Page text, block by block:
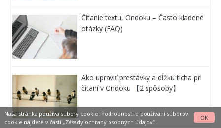
Čítanie textu, Ondoku – Často kladené
otázky (FAQ)
Ako upraviť prestávky a dĺžku ticha pri
čítaní v Ondoku 【2 spôsoby】
Naša stránka používa súbory cookie. Podrobnosti o používaní súborov
cookie nájdete v časti „Zásady ochrany osobných údajov“.
OK